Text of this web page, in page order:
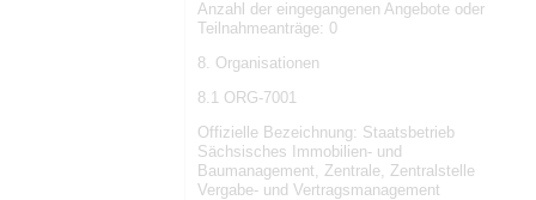
Anzahl der eingegangenen Angebote oder
Teilnahmeanträge: 0
8. Organisationen
8.1 ORG-7001
Offizielle Bezeichnung: Staatsbetrieb
Sächsisches Immobilien- und
Baumanagement, Zentrale, Zentralstelle
Vergabe- und Vertragsmanagement